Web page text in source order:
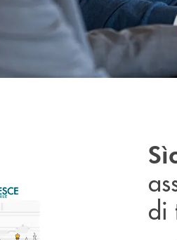
di